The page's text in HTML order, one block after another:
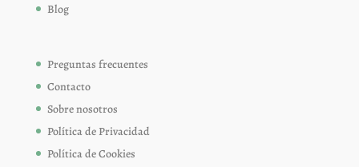
Blog
Preguntas frecuentes
Contacto
Sobre nosotros
Política de Privacidad
Política de Cookies